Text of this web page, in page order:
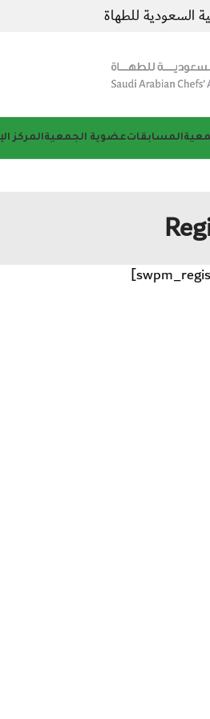
السعودية للطهاة
المسابقاتعضوية الجمعيةالمركز